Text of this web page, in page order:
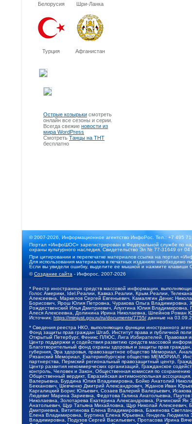
Белорусия Шри-Ланка
Турция Афганистан
Острые козырьки смотреть
онлайн все сезоны и серии.
Всегда свежие новости из
мира WordPress
Смотреть Танцы на ТНТ
бесплатно
© 2007-2026, Информационное агентство ИнфоРос. Тел.: +7 495
Портал «ИнфоШОС» зарегистрирован в Федеральной службе по
охраны культурного наследия. Свидетельство Эл № 77-31649 от 04
При цитировании и перепечатке материалов ссылка на портал
Для использования материалов в печатных изданиях необходимо
Если вы увидели ошибку, выделите ее мышкой и нажмите клавиши
©Создание сайта - Инфорос, 2007-2026
* Реестр иностранных средств массовой информации,
Голос Америки, Idel.Реалии, Кавказ.Реалии, Крым.Реалии,
Алексеевна, Маркелов Сергей Евгеньевич, Камалягин Денис
Борисович, Ярош Юлия Петровна, Чуракова Ольга Владимировна,
Рождественский Илья Дмитриевич, Апухтина Юлия Владимировна,
Алеся Алексеевна, Долинина Ирина Николаевна, Шлейнов Роман
Источник: https://minjust.gov.ru/ru/documents/7755/ данные на
* Сведения реестра НКО, выполняющих функции иностранного
Фонд защиты прав граждан Штаб, Институт права и публичной
Открытый Петербург, Феникс ПЛЮС, Лига Избирателей, Правовая
Центр поддержки и содействия развитию средств массовой
Благотворительный фонд охраны здоровья и защиты прав
губерния, Эра здоровья, правозащитное общество Мемориал,
Рязанский Мемориал, Екатеринбургское общество МЕМОРИАЛ,
партнерства, Пермский региональный правозащитный центр,
Центр развития некоммерческих организаций, Гражданское
контроль, Человек и Закон, Общественная комиссия по
Общественный вердикт, Евразийская антимонопольная
Валерьевна, Бурдина Юлия Владимировна, Бойко Анатолий
Бекханович, Шевченко Дмитрий Александрович, Жданов Иван
Каргалицкий Борис Юльевич, Созаев Валерий Валерьевич,
Людевиг Марина Зариевна, Федотова Галина Анатольевна,
Николаевна, Золотарева Екатерина Александровна, Рачинский
Анатольевич, Щур Татьяна Михайловна, Щур Николай
Дмитриевна, Вититинова Елена Владимировна, Баженова
Елена Владимировна, Буртина Елена Юрьевна, Гендель Людмила
Владимировна, Подузов Сергей Васильевич, Протасова Ирина